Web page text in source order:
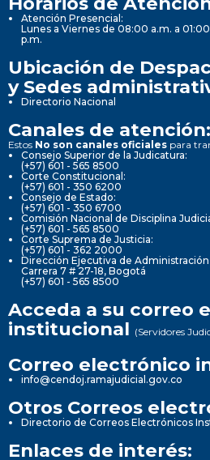
Atención Presencial:
Lunes a Viernes de 08:00 a.m. a
p.m.
Ubicación de
y Sedes
Directorio Nacional
Canales de atención:
Estos No son canales oficiales para
Consejo Superior de la Judicatura:
(+57) 601 - 565 8500
Corte Constitucional:
(+57) 601 - 350 6200
Consejo de Estado:
(+57) 601 - 350 6700
Comisión Nacional de Disciplina
(+57) 601 - 565 8500
Corte Suprema de Justicia:
(+57) 601 - 362 2000
Dirección Ejecutiva de Administración
Carrera 7 # 27-18, Bogotá
(+57) 601 - 565 8500
Acceda a su correo
institucional (Servidores
Correo electrónico
info@cendoj.ramajudicial.gov.co
Otros Correos
Directorio de Correos Electrónicos
Enlaces de interés: